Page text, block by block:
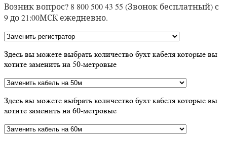
Возник вопрос? 8 800 500 43 55 (Звонок бесплатный) с
9 до 21:00МСК ежедневно.
Здесь вы можете выбрать количество бухт кабеля которые вы
хотите заменить на 50-метровые
Здесь вы можете выбрать количество бухт кабеля которые вы
хотите заменить на 60-метровые